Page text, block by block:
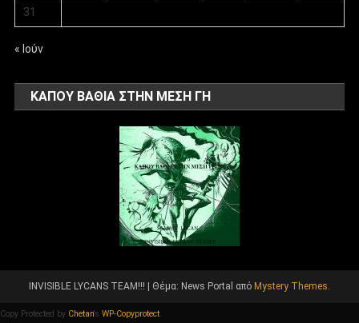
31
« Ιούν
ΚΑΠΟΥ ΒΑΘΙΑ ΣΤΗΝ ΜΕΣΗ ΓΗ
INVISIBLE LYCANS TEAM!!! Θέμα: News Portal από Mystery Themes.
Copy Protected by Chetan's WP-Copyprotect.